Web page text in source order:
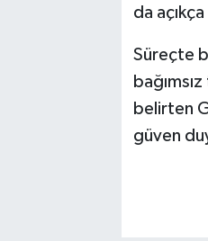
da
Süreçte
belirten
güven